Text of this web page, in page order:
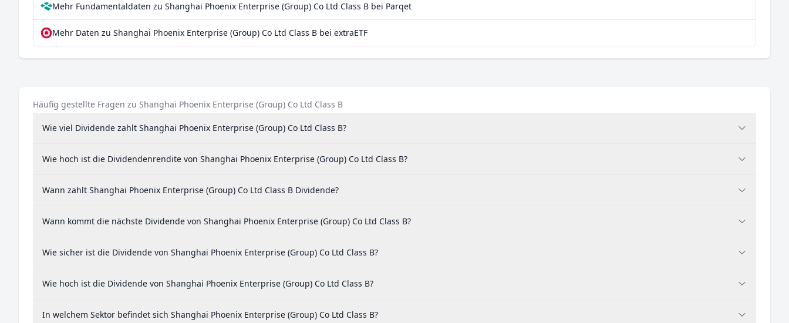
Mehr Fundamentaldaten zu Shanghai Phoenix Enterprise (Group) Co Ltd Class B bei Parqet
Mehr Daten zu Shanghai Phoenix Enterprise (Group) Co Ltd Class B bei extraETF
Häufig gestellte Fragen zu Shanghai Phoenix Enterprise (Group) Co Ltd Class B
Wie viel Dividende zahlt Shanghai Phoenix Enterprise (Group) Co Ltd Class B?
Wie hoch ist die Dividendenrendite von Shanghai Phoenix Enterprise (Group) Co Ltd Class B?
Wann zahlt Shanghai Phoenix Enterprise (Group) Co Ltd Class B Dividende?
Wann kommt die nächste Dividende von Shanghai Phoenix Enterprise (Group) Co Ltd Class B?
Wie sicher ist die Dividende von Shanghai Phoenix Enterprise (Group) Co Ltd Class B?
Wie hoch ist die Dividende von Shanghai Phoenix Enterprise (Group) Co Ltd Class B?
In welchem Sektor befindet sich Shanghai Phoenix Enterprise (Group) Co Ltd Class B?